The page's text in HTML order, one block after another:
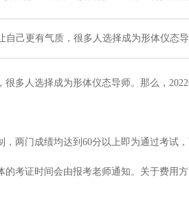
己更有气质，很多人选择成为形体仪态
多人选择成为形体仪态导师。那么，
两门成绩均达到60分以上即为通过考试，
考证时间会由报考老师通知。关于费